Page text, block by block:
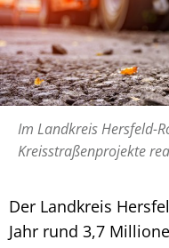
Im Landkreis Hersfeld-
Kreisstraßenprojekte
Der Landkreis
Jahr rund 3,7